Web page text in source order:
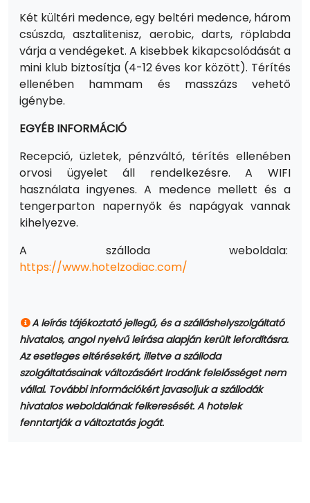
Két kültéri medence, egy beltéri medence, három
csúszda, asztalitenisz, aerobic, darts, röplabda
várja a vendégeket. A kisebbek kikapcsolódását a
mini klub biztosítja (4-12 éves kor között). Térítés
ellenében hammam és masszázs vehető
igénybe.
EGYÉB INFORMÁCIÓ
Recepció, üzletek, pénzváltó, térítés ellenében
orvosi ügyelet áll rendelkezésre. A WIFI
használata ingyenes. A medence mellett és a
tengerparton napernyők és napágyak vannak
kihelyezve.
A szálloda weboldala:
https://www.hotelzodiac.com/
A leírás tájékoztató jellegű, és a szálláshelyszolgáltató
hivatalos, angol nyelvű leírása alapján került lefordításra.
Az esetleges eltérésekért, illetve a szálloda
szolgáltatásainak változásáért Irodánk felelősséget nem
vállal. További információkért javasoljuk a szállodák
hivatalos weboldalának felkeresését. A hotelek
fenntartják a változtatás jogát.